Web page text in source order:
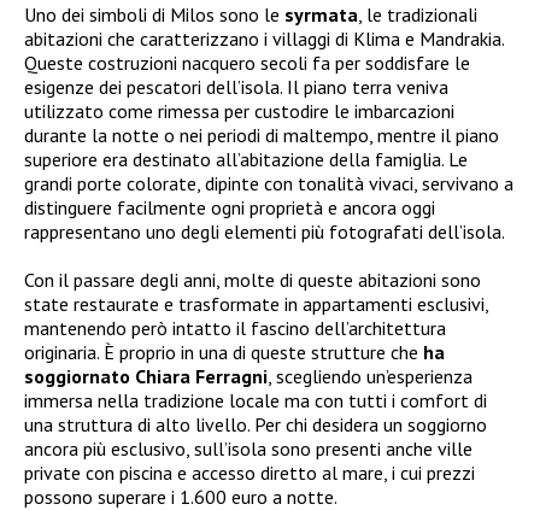
Uno dei simboli di Milos sono le syrmata , le tradizionali
abitazioni che caratterizzano i villaggi di Klima e Mandrakia.
Queste costruzioni nacquero secoli fa per soddisfare le
esigenze dei pescatori dell’isola. Il piano terra veniva
utilizzato come rimessa per custodire le imbarcazioni
durante la notte o nei periodi di maltempo, mentre il piano
superiore era destinato all’abitazione della famiglia. Le
grandi porte colorate, dipinte con tonalità vivaci, servivano a
distinguere facilmente ogni proprietà e ancora oggi
rappresentano uno degli elementi più fotografati dell’isola.
Con il passare degli anni, molte di queste abitazioni sono
state restaurate e trasformate in appartamenti esclusivi,
mantenendo però intatto il fascino dell’architettura
originaria. È proprio in una di queste strutture che ha
soggiornato Chiara Ferragni , scegliendo un’esperienza
immersa nella tradizione locale ma con tutti i comfort di
una struttura di alto livello. Per chi desidera un soggiorno
ancora più esclusivo, sull’isola sono presenti anche ville
private con piscina e accesso diretto al mare, i cui prezzi
possono superare i 1.600 euro a notte.